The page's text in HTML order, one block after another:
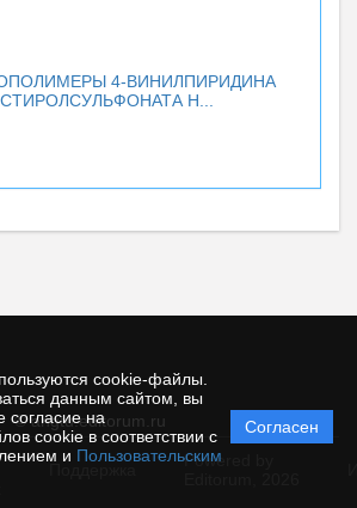
cookie-файлы.
данным сайтом, вы
согласие на
cookie в соответствии с
и Пользовательским
Согласен
4-ВИНИЛПИРИДИНА
Н...
© angtu.editorum.ru
Powered by